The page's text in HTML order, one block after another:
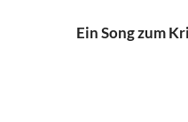
Ein Song zum